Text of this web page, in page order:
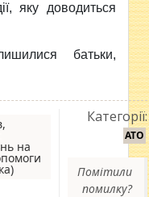
яку доводиться
батьки,
на
Категорії:
АТО
Помітили
помилку?